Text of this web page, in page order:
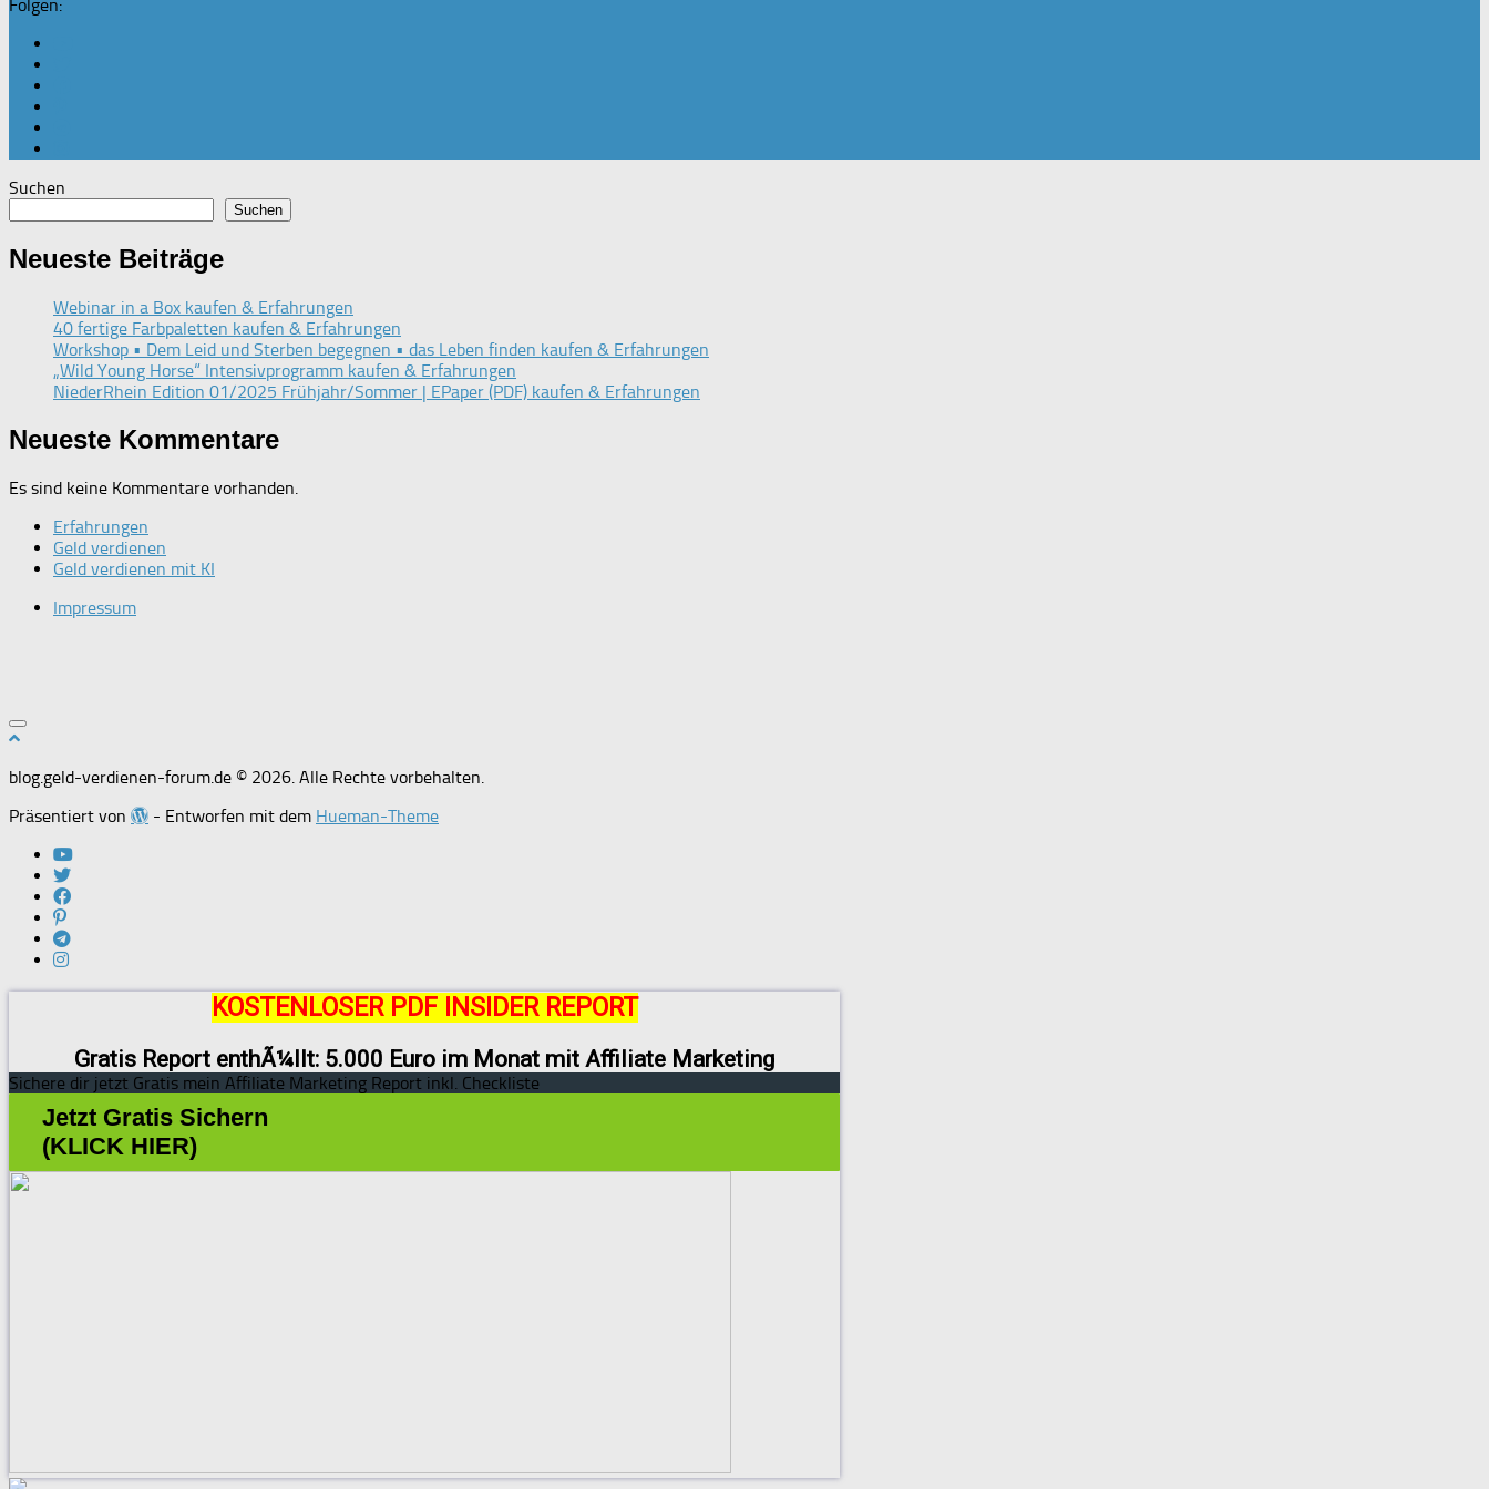
Folgen:
Suchen
Suchen
Neueste Beiträge
Webinar in a Box kaufen & Erfahrungen
40 fertige Farbpaletten kaufen & Erfahrungen
Workshop • Dem Leid und Sterben begegnen • das Leben finden kaufen & Erfahrungen
„Wild Young Horse“ Intensivprogramm kaufen & Erfahrungen
NiederRhein Edition 01/2025 Frühjahr/Sommer | EPaper (PDF) kaufen & Erfahrungen
Neueste Kommentare
Es sind keine Kommentare vorhanden.
Erfahrungen
Geld verdienen
Geld verdienen mit KI
Impressum
blog.geld-verdienen-forum.de © 2026. Alle Rechte vorbehalten.
Präsentiert von
- Entworfen mit dem Hueman-Theme
KOSTENLOSER PDF INSIDER REPORT
Gratis Report enthÃ¼llt: 5.000 Euro im Monat mit Affiliate Marketing
Sichere dir jetzt Gratis mein Affiliate Marketing Report inkl. Checkliste
Jetzt Gratis Sichern
(KLICK HIER)